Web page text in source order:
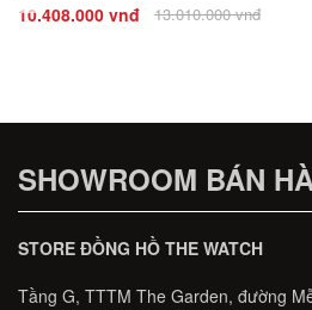
10.408.000 vnđ
13.010.000 vnđ
SHOWROOM BÁN
STORE ĐỒNG HỒ THE WATCH
Tầng G, TTTM The Garden, đường